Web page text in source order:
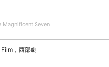
Magnificent Seven
，西部劇